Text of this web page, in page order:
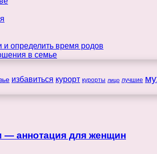
избавиться курорт курорты лицо лучшие
— аннотация для женщин